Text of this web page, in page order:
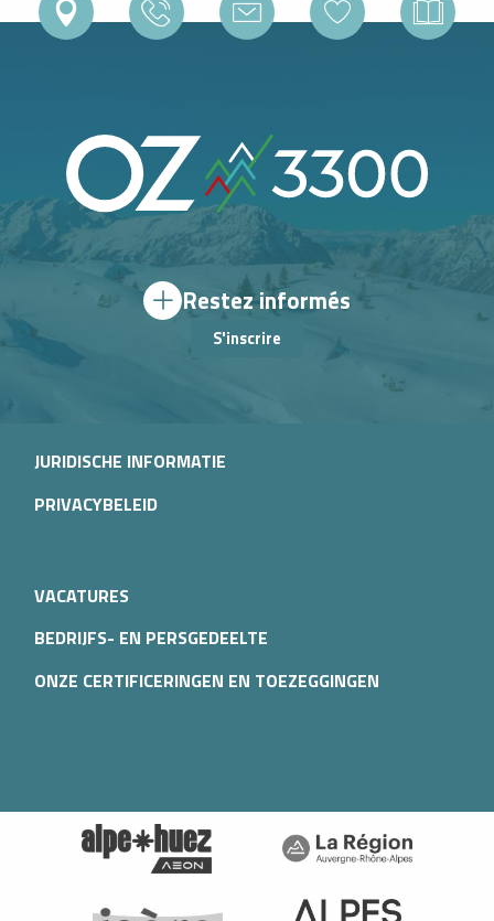
Restez informés
S'inscrire
JURIDISCHE INFORMATIE
PRIVACYBELEID
VACATURES
BEDRIJFS- EN PERSGEDEELTE
ONZE CERTIFICERINGEN EN TOEZEGGINGEN